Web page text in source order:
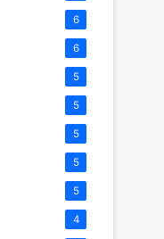
6
6
5
5
5
5
5
4